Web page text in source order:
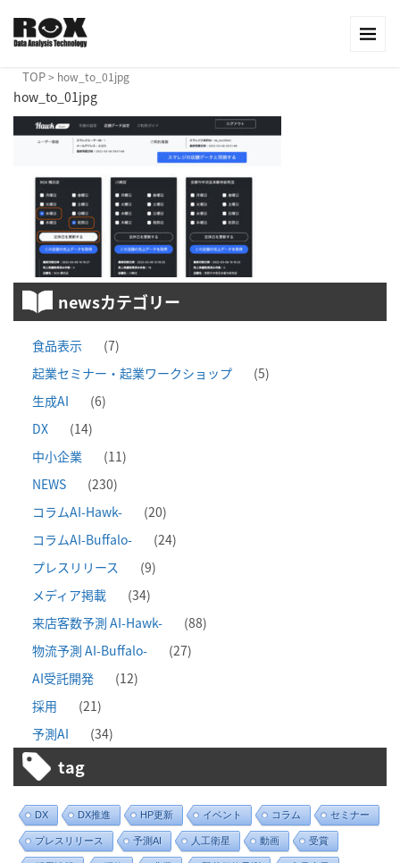
TOP> how_to_01jpg
how_to_01jpg
newsカテゴリー
食品表示
(7)
起業セミナー・起業ワークショップ
(5)
生成AI
(6)
DX
(14)
中小企業
(11)
NEWS
(230)
コラムAI-Hawk-
(20)
コラムAI-Buffalo-
(24)
プレスリリース
(9)
メディア掲載
(34)
来店客数予測 AI-Hawk-
(88)
物流予測 AI-Buffalo-
(27)
AI受託開発
(12)
採用
(21)
予測AI
(34)
tag
DX DX推進 HP更新 イベント コラム セミナー
プレスリリース 予測AI 人工衛星 動画 受賞